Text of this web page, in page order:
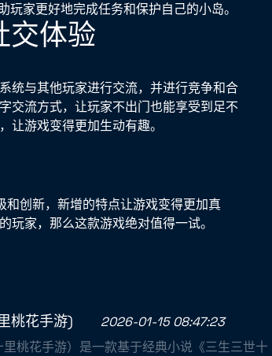
家更好地完成任务和保护自己的小岛。
交体验
统与其他玩家进行交流，并进行竞争和合
交流方式，让玩家不出门也能享受到足不
让游戏变得更加生动有趣。
创新，新增的特点让游戏变得更加真
家，那么这款游戏绝对值得一试。
桃花手游)
2026-01-15 08:47:23
桃花手游）是一款基于经典小说《三生三世十